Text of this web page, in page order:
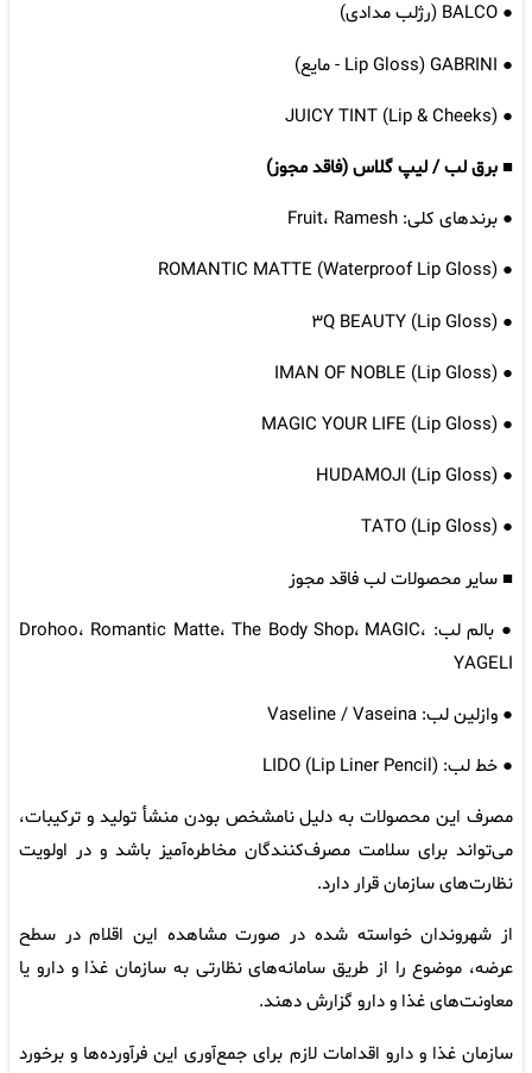
● BALCO (رژلب مدادی)
● GABRINI (Lip Gloss - مایع)
● JUICY TINT (Lip & Cheeks)
■ برق لب / لیپ گلاس (فاقد مجوز)
● برندهای کلی: Fruit، Ramesh
● ROMANTIC MATTE (Waterproof Lip Gloss)
● ۳Q BEAUTY (Lip Gloss)
● IMAN OF NOBLE (Lip Gloss)
● MAGIC YOUR LIFE (Lip Gloss)
● HUDAMOJI (Lip Gloss)
● TATO (Lip Gloss)
■ سایر محصولات لب فاقد مجوز
● بالم لب: Drohoo، Romantic Matte، The Body Shop، MAGIC،
YAGELI
● وازلین لب: Vaseline / Vaseina
● خط لب: LIDO (Lip Liner Pencil)
مصرف این محصولات به دلیل نامشخص بودن منشأ تولید و ترکیبات،
می‌تواند برای سلامت مصرف‌کنندگان مخاطره‌آمیز باشد و در اولویت
نظارت‌های سازمان قرار دارد.
از شهروندان خواسته شده در صورت مشاهده این اقلام در سطح
عرضه، موضوع را از طریق سامانه‌های نظارتی به سازمان غذا و دارو یا
معاونت‌های غذا و دارو گزارش دهند.
سازمان غذا و دارو اقدامات لازم برای جمع‌آوری این فرآورده‌ها و برخورد